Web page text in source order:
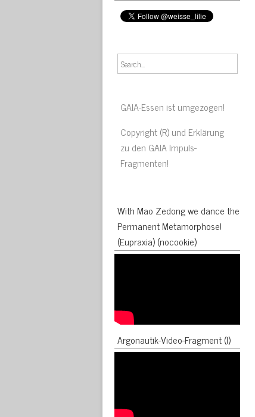
GAIA-Essen ist umgezogen!
Copyright (R) und Erklärung
zu den GAIA Impuls-
Fragmenten!
With Mao Zedong we dance the
Permanent Metamorphose!
(Eupraxia) (nocookie)
Argonautik-Video-Fragment (I)